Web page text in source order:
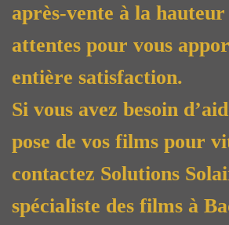
après-vente à la hauteur
attentes pour vous
entière satisfaction.
Si vous avez besoin
pose de vos films pour
contactez Solutions
spécialiste des films à